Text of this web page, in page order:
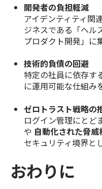
開発者の負担軽減
アイデンティティ関
ジネスである「ヘル
プロダクト開発」に
技術的負債の回避
特定の社員に依存す
に運用可能な仕組み
ゼロトラスト戦略の
ログイン管理にとど
や 自動化された脅威
セキュリティ境界と
おわりに